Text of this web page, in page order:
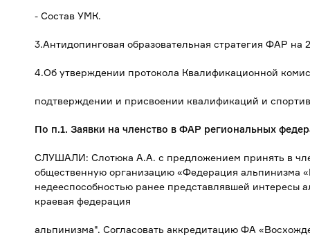
- Состав УМК.
3.Антидопинговая образовательная стратегия ФАР на
4.Об утверждении протокола Квалификационной
подтверждении и присвоении квалификаций и
По п.1. Заявки на членство в ФАР региональных
СЛУШАЛИ: Слотюка А.А. с предложением принять в
общественную организацию «Федерация альпинизма
недееспособностью ранее представлявшей интересы
краевая федерация
альпинизма". Согласовать аккредитацию ФА